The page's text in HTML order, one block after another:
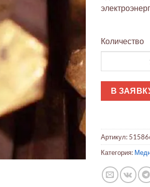
Количество
В
Артикул:
Категория: